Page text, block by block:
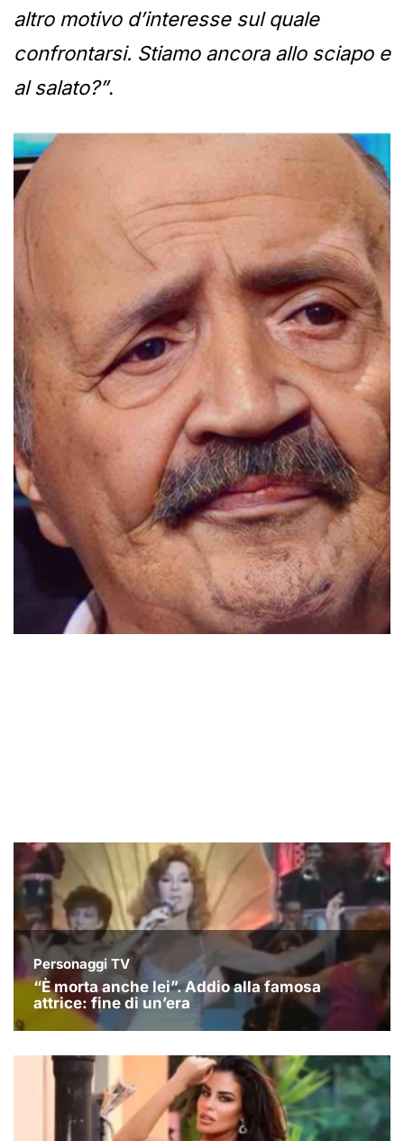
altro motivo d’interesse sul quale
confrontarsi. Stiamo ancora allo sciapo e
al salato?”.